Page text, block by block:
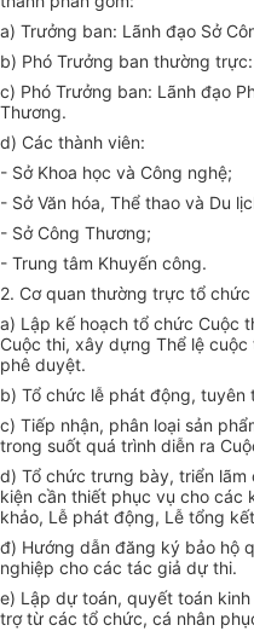
a) Trưởng ban: Lãnh đạo Sở
b) Phó Trưởng ban thường
c) Phó Trưởng ban: Lãnh đạo
Thương.
d) Các thành viên:
- Sở Khoa học và Công nghệ;
- Sở Văn hóa, Thể thao và Du
- Sở Công Thương;
- Trung tâm Khuyến công.
2. Cơ quan thường trực tổ
a) Lập kế hoạch tổ chức Cuộc
Cuộc thi, xây dựng Thể lệ
phê duyệt.
b) Tổ chức lễ phát động, tuyên
c) Tiếp nhận, phân loại sản
trong suốt quá trình diễn ra
d) Tổ chức trưng bày, triển lãm
kiện cần thiết phục vụ cho các
khảo, Lễ phát động, Lễ tổng
đ) Hướng dẫn đăng ký bảo hộ
nghiệp cho các tác giả dự thi.
e) Lập dự toán, quyết toán
trợ từ các tổ chức, cá nhân